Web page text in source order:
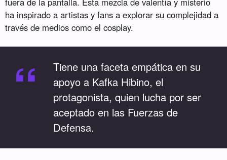
ha inspirado a artistas y fans a explorar su complejidad a
través de medios como el cosplay.
“
Tiene una faceta empática en su
apoyo a Kafka Hibino, el
protagonista, quien lucha por ser
aceptado en las Fuerzas de
Defensa.